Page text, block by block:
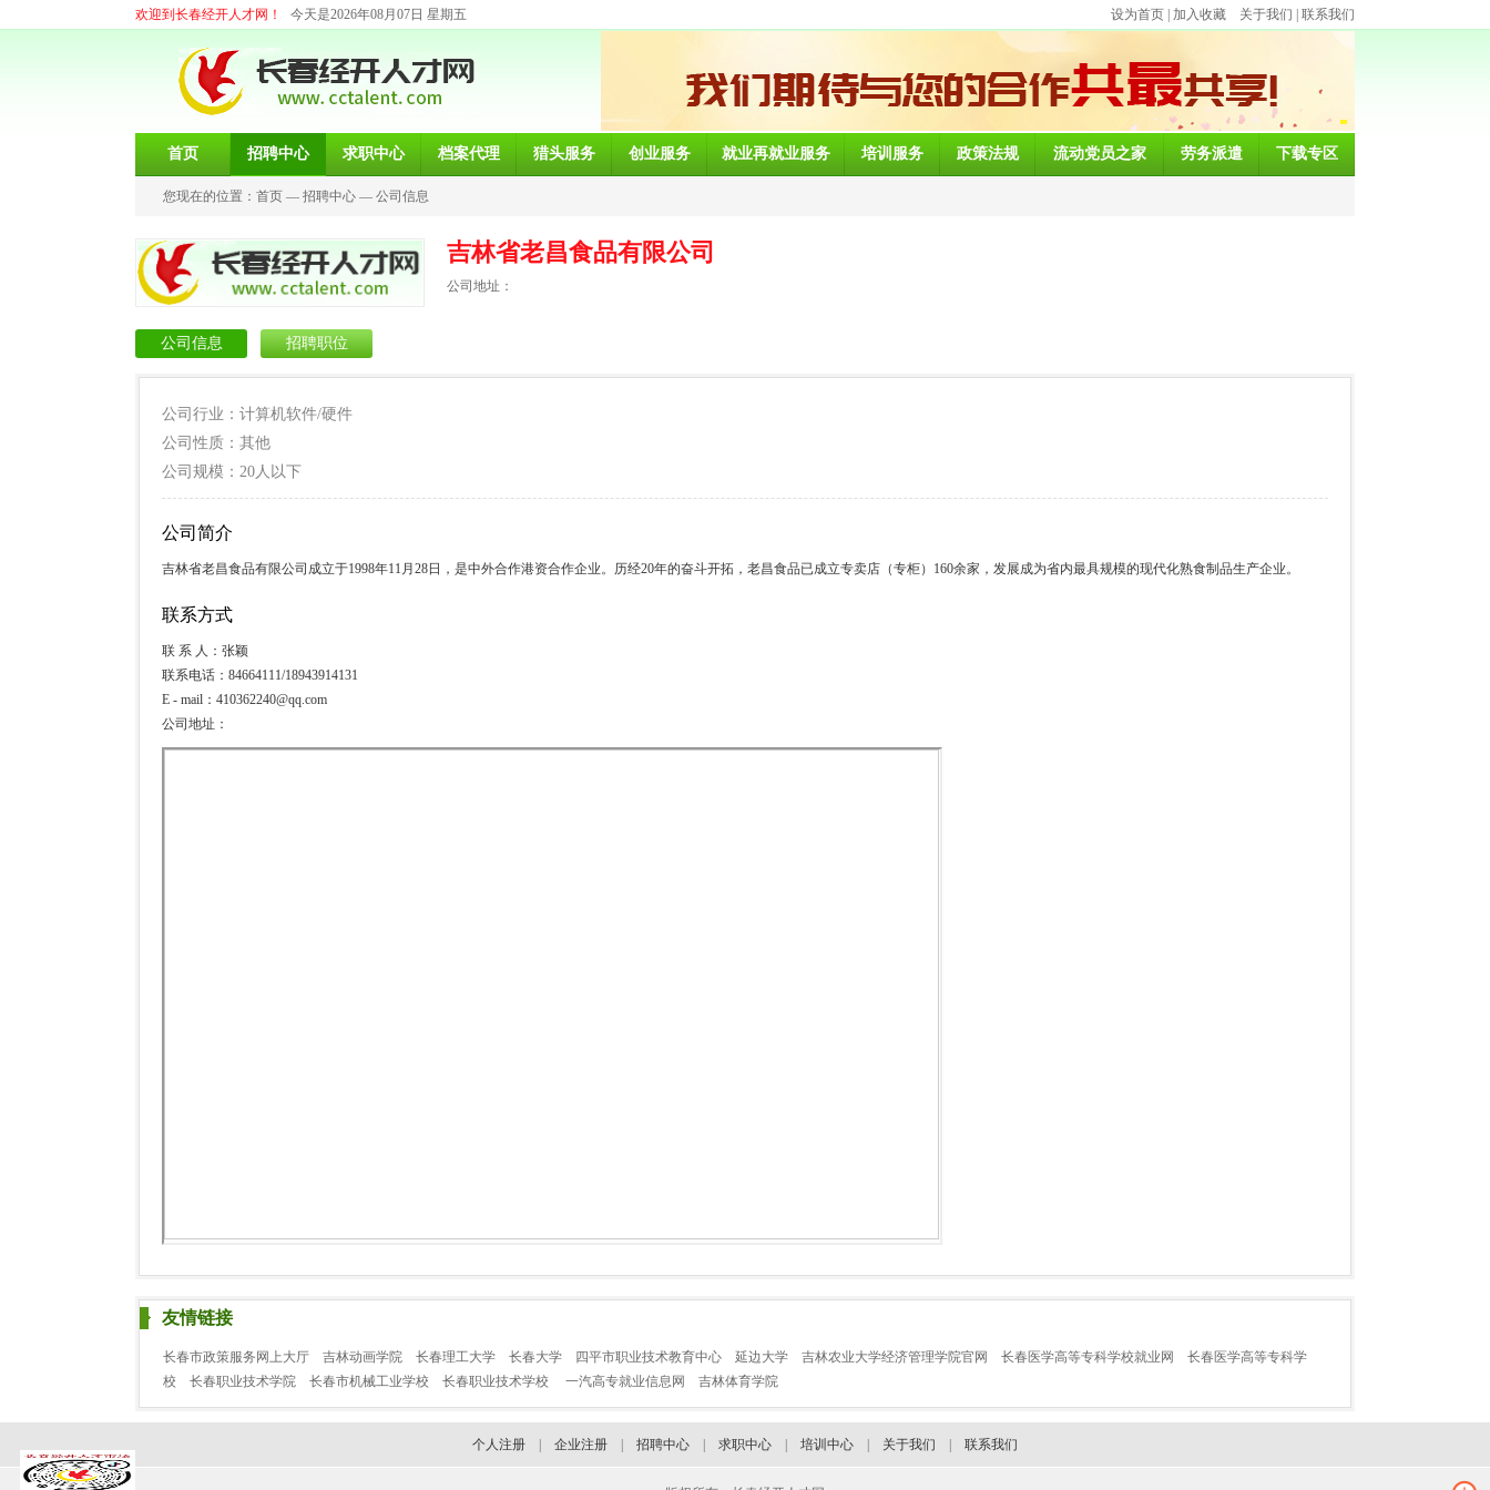
欢迎到长春经开人才网！ 今天是2026年08月07日 星期五 设为首页 加入收藏 关于我们 联系我们
首页 招聘中心 求职中心 档案代理 猎头服务 创业服务 就业再就业服务 培训服务 政策法规 流动党员之家 劳务派遣 下载专区
您现在的位置： 首页 — 招聘中心 — 公司信息
吉林省老昌食品有限公司
公司地址：
公司信息 招聘职位
公司行业：计算机软件/硬件
公司性质：其他
公司规模：20人以下
公司简介
吉林省老昌食品有限公司成立于1998年11月28日，是中外合作港资合作企业。历经20年的奋斗开拓，老昌食品已成立专卖店（专柜）160余家，发展成为省内最具规模的现代化熟食制品生产企业。
联系方式
联 系 人：张颖
联系电话：84664111/18943914131
E - mail：410362240@qq.com
公司地址：
友情链接
长春市政策服务网上大厅 吉林动画学院 长春理工大学 长春大学 四平市职业技术教育中心 延边大学 吉林农业大学经济管理学院官网 长春医学高等专科学校就业网
长春医学高等专科学
校
长春职业技术学院 长春市机械工业学校 长春职业技术学校 一汽高专就业信息网 吉林体育学院
个人注册 企业注册 招聘中心 求职中心 培训中心 关于我们 联系我们